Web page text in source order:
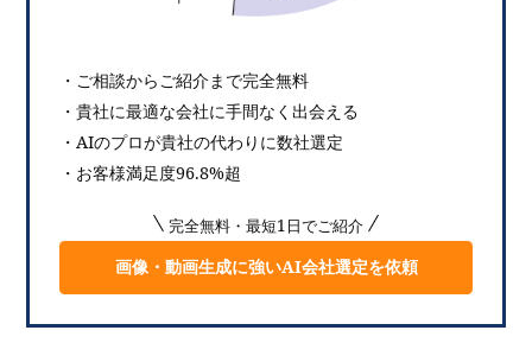
・ご相談からご紹介まで完全無料
・貴社に最適な会社に手間なく出会える
・AIのプロが貴社の代わりに数社選定
・お客様満足度96.8%超
完全無料・最短1日でご紹介
画像・動画生成に強いAI会社選定を依頼